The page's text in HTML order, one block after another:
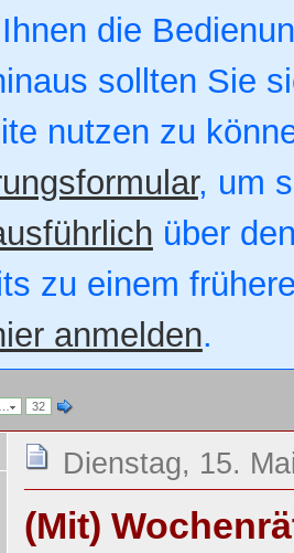
die
sollten Sie
nutzen zu
, um
über
zu einem
anmelden.
… 32
Dienstag, 15.
(Mit)